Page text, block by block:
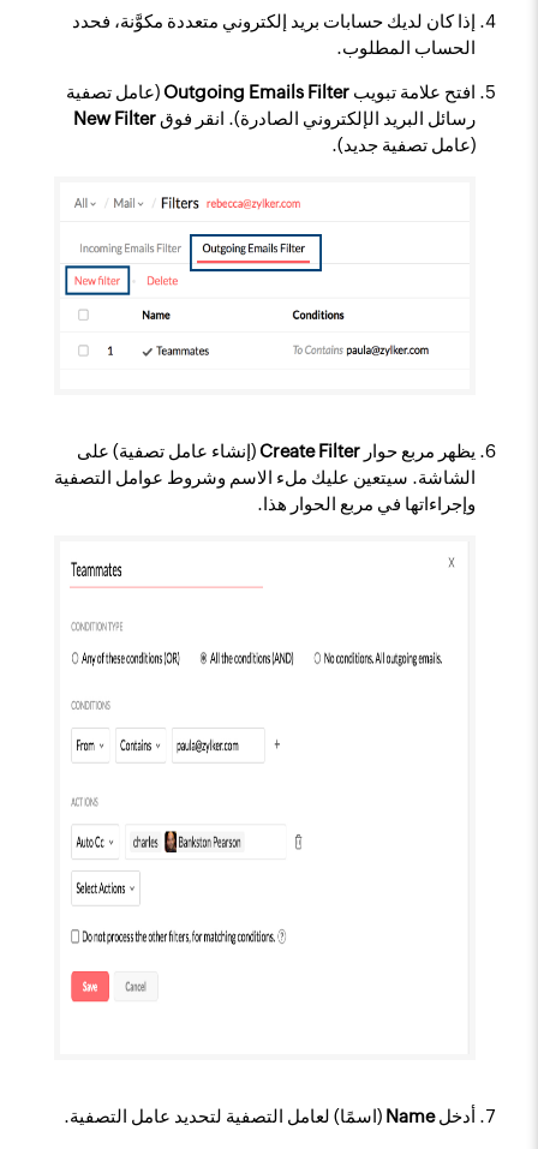
إذا كان لديك حسابات بريد إلكتروني متعددة مكوَّنة، فحدد
الحساب المطلوب.
افتح علامة تبويبOutgoing Emails Filter(عامل تصفية
رسائل البريد الإلكتروني الصادرة). انقر فوقNew Filter
(عامل تصفية جديد).
يظهر مربع حوارCreate Filter(إنشاء عامل تصفية) على
الشاشة. سيتعين عليك ملء الاسم وشروط عوامل التصفية
وإجراءاتها في مربع الحوار هذا.
أدخلName (اسمًا) لعامل التصفية لتحديد عامل التصفية.